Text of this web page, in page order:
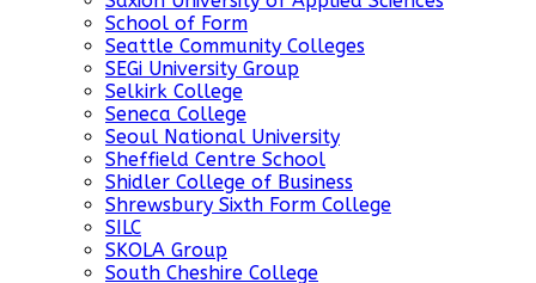
School of Form
Seattle Community Colleges
SEGi University Group
Selkirk College
Seneca College
Seoul National University
Sheffield Centre School
Shidler College of Business
Shrewsbury Sixth Form College
SILC
SKOLA Group
South Cheshire College